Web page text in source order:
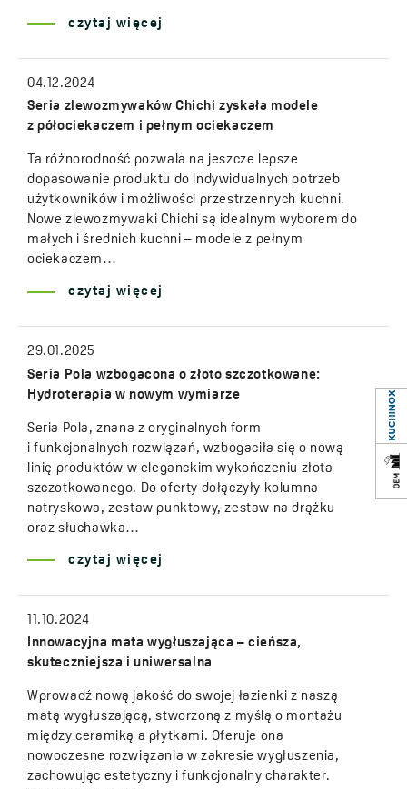
czytaj więcej
04.12.2024
Seria zlewozmywaków Chichi zyskała modele
z półociekaczem i pełnym ociekaczem
Ta różnorodność pozwala na jeszcze lepsze
dopasowanie produktu do indywidualnych potrzeb
użytkowników i możliwości przestrzennych kuchni.
Nowe zlewozmywaki Chichi są idealnym wyborem do
małych i średnich kuchni – modele z pełnym
ociekaczem…
czytaj więcej
29.01.2025
Seria Pola wzbogacona o złoto szczotkowane:
Hydroterapia w nowym wymiarze
Seria Pola, znana z oryginalnych form
i funkcjonalnych rozwiązań, wzbogaciła się o nową
linię produktów w eleganckim wykończeniu złota
szczotkowanego. Do oferty dołączyły kolumna
natryskowa, zestaw punktowy, zestaw na drążku
oraz słuchawka…
czytaj więcej
11.10.2024
Innowacyjna mata wygłuszająca – cieńsza,
skuteczniejsza i uniwersalna
Wprowadź nową jakość do swojej łazienki z naszą
matą wygłuszającą, stworzoną z myślą o montażu
między ceramiką a płytkami. Oferuje ona
nowoczesne rozwiązania w zakresie wygłuszenia,
zachowując estetyczny i funkcjonalny charakter.